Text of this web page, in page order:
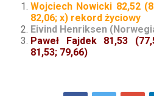
Wojciech Nowicki 82,52
82,06; x) rekord życiowy
Eivind Henriksen
Paweł Fajdek 81,53
81,53; 79,66)